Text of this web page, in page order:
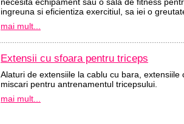
ingreuna si eficientiza exercitiul, sa iei o
mai mult...
Extensii cu sfoara pentru triceps
Alaturi de extensiile la cablu cu bara,
miscari pentru antrenamentul tricepsului.
mai mult...